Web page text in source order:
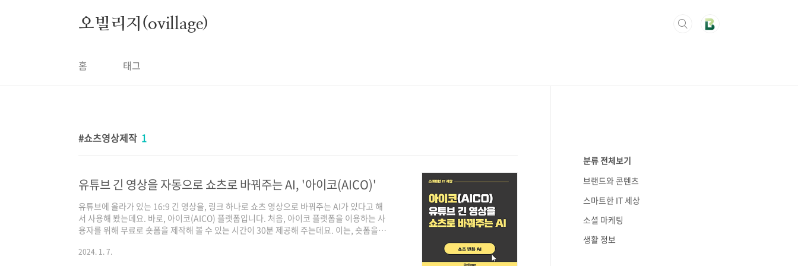
오빌리지(ovillage)
홈 태그
쇼츠영상제작 1
유튜브 긴 영상을 자동으로 쇼츠로 바꿔주는 AI, '아이코(AICO)'
유튜브에 올라가 있는 16:9 긴 영상을, 링크 하나로 쇼츠 영상으로 바꿔주는 AI가 있다고 해
서 사용해 봤는데요. 바로, 아이코(AICO) 플랫폼입니다. 처음, 아이코 플랫폼을 이용하는 사
용자를 위해 무료로 숏폼을 제작해 볼 수 있는 시간이 30분 제공해 주는데요. 이는, 숏폼을 제
만든다면 총 10개의 쇼츠 영상을 만들 수 있는 시간입니다. 또한, 편리하게 느낀 것 중 하나가
2024. 1. 7.
분류 전체보기
브랜드와 콘텐츠
스마트한 IT 세상
소셜 마케팅
생활 정보